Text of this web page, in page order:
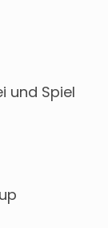
und Spiel